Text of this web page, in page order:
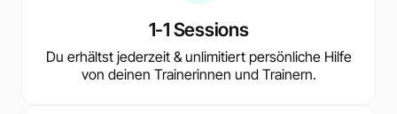
1-1 Sessions
Du erhältst jederzeit & unlimitiert persönliche Hilfe
von deinen Trainerinnen und Trainern.